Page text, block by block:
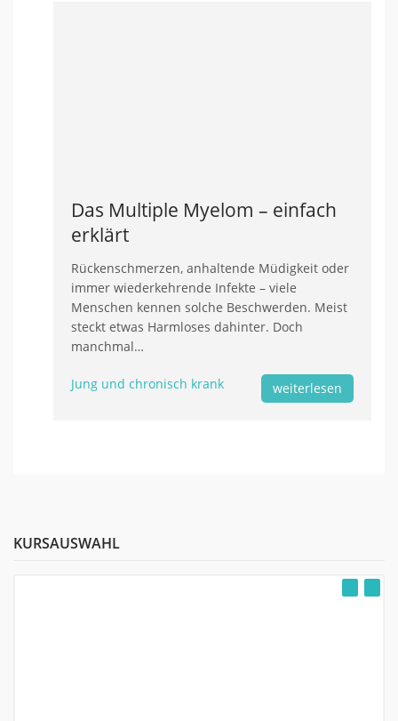
Das Multiple Myelom – einfach
erklärt
Rückenschmerzen, anhaltende Müdigkeit oder
immer wiederkehrende Infekte – viele
Menschen kennen solche Beschwerden. Meist
steckt etwas Harmloses dahinter. Doch
manchmal…
Jung und chronisch krank weiterlesen
KURSAUSWAHL